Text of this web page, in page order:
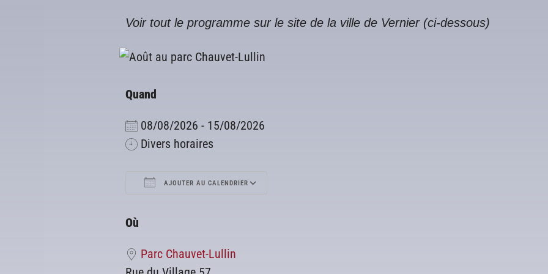
Voir tout le programme sur le site de la ville de Vernier (ci-dessous)
Quand
08/08/2026 - 15/08/2026
Divers horaires
AJOUTER AU CALENDRIER
Où
Parc Chauvet-Lullin